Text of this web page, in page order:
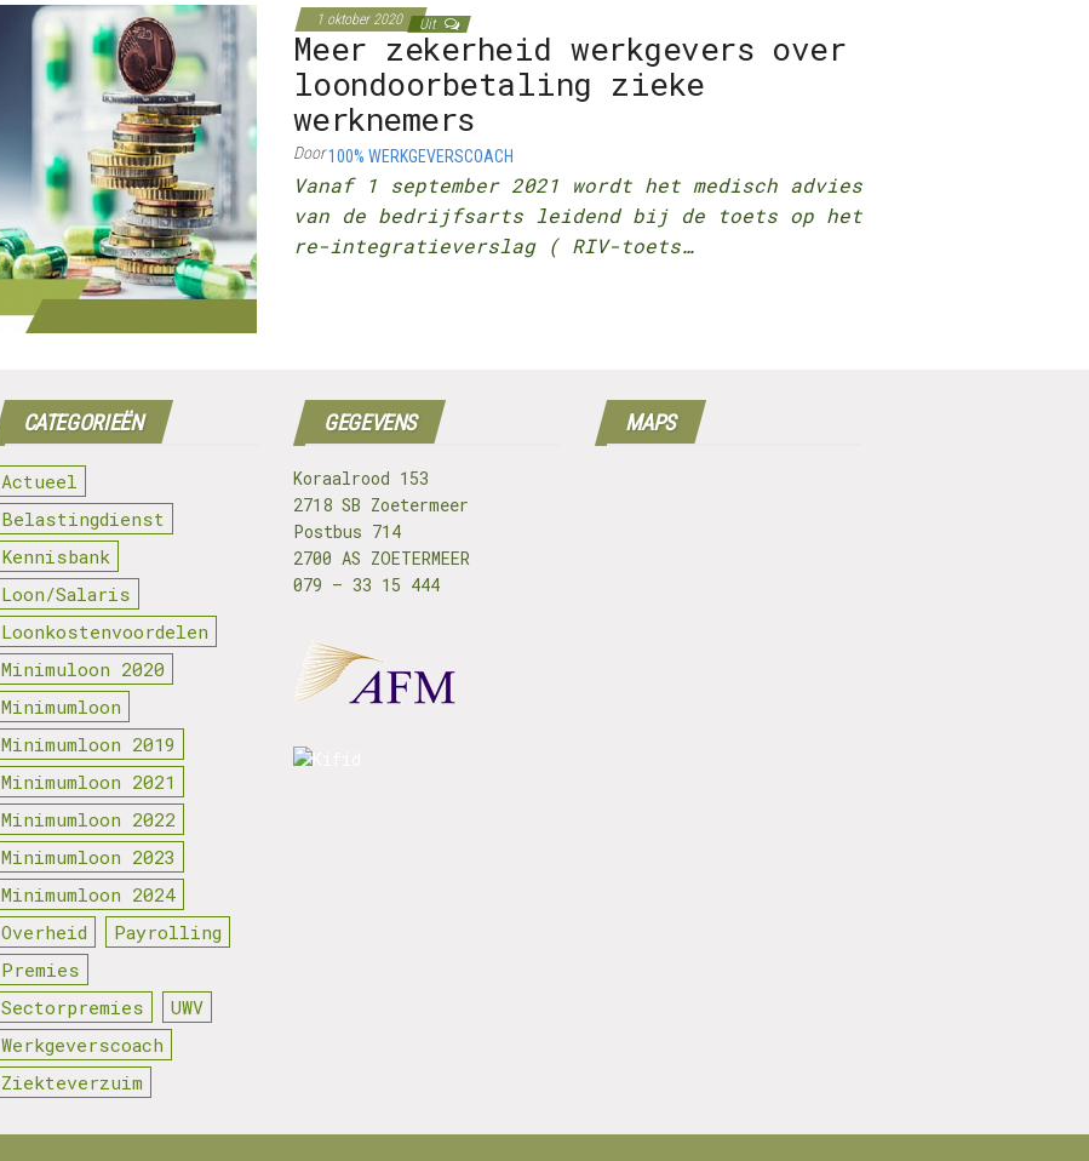
1 oktober 2020 Uit
Meer zekerheid werkgevers over
loondoorbetaling zieke
werknemers
Door100% WERKGEVERSCOACH
Vanaf 1 september 2021 wordt het medisch advies
van de bedrijfsarts leidend bij de toets op het
re-integratieverslag ( RIV-toets…
CATEGORIEËN
Actueel
Belastingdienst
Kennisbank
Loon/Salaris
Loonkostenvoordelen
Minimuloon 2020
Minimumloon
Minimumloon 2019
Minimumloon 2021
Minimumloon 2022
Minimumloon 2023
Minimumloon 2024
Overheid
Payrolling
Premies
Sectorpremies
UWV
Werkgeverscoach
Ziekteverzuim
GEGEVENS
Koraalrood 153
2718 SB Zoetermeer
Postbus 714
2700 AS ZOETERMEER
079 – 33 15 444
MAPS